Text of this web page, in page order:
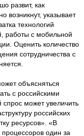
развит, как
возникнут, указывает
технологий
работы с мобильной
Оценить количество
сотрудничества с
объясняться
с российскими
может увеличить
российских
ресурсов». «В
один за